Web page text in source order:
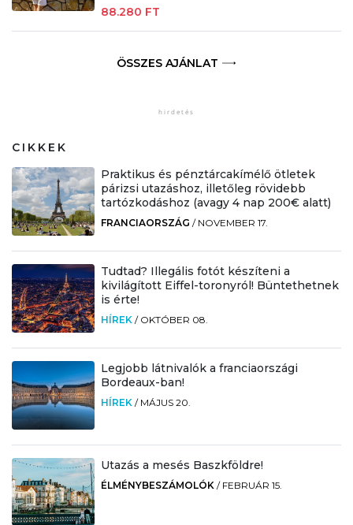
88.280 FT
ÖSSZES AJÁNLAT
CIKKEK
Praktikus és pénztárcakímélő ötletek
párizsi utazáshoz, illetőleg rövidebb
tartózkodáshoz (avagy 4 nap 200€ alatt)
FRANCIAORSZÁG / NOVEMBER 17.
Tudtad? Illegális fotót készíteni a
kivilágított Eiffel-toronyról! Büntethetnek
is érte!
HÍREK / OKTÓBER 08.
Legjobb látnivalók a franciaországi
Bordeaux-ban!
HÍREK / MÁJUS 20.
Utazás a mesés Baszkföldre!
ÉLMÉNYBESZÁMOLÓK / FEBRUÁR 15.